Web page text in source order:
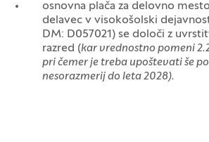
osnovna plača za delovno
delavec v visokošolski
DM: D057021) se določi z
razred (kar vrednostno pomeni
pri čemer je treba upoštevati še
nesorazmerij do leta 2028).